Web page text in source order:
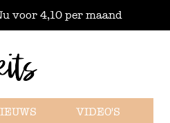
voor 4,10 per maand
VIDEO'S